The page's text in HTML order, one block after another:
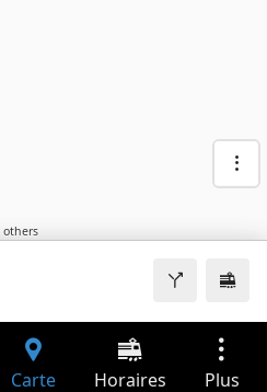
others
Carte Horaires Plus